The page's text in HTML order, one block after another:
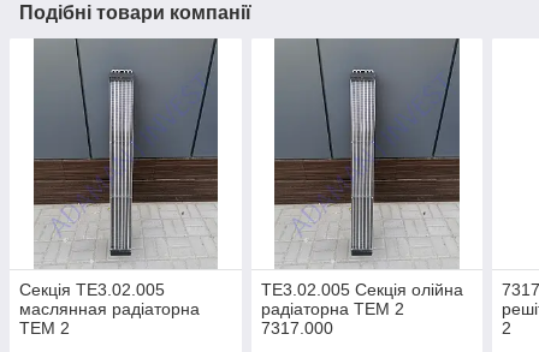
Подібні товари компанії
Секція ТЕ3.02.005
маслянная радіаторна
ТЕМ 2
ТЕ3.02.005 Секція олійна
радіаторна ТЕМ 2
7317.000
2